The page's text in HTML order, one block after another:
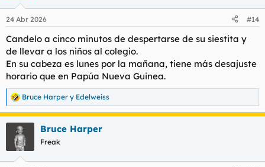
e
:
24 Abr 2026 #14
Candelo a cinco minutos de despertarse de su siestita y
de llevar a los niños al colegio.
En su cabeza es lunes por la mañana, tiene más desajuste
horario que en Papúa Nueva Guinea.
R
e
a
Bruce Harper y Edelweiss
Bruce Harper
Freak